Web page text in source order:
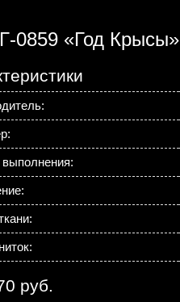
0859 «Год Крысы»
выполнения:
руб.